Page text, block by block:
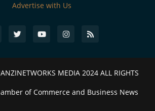
Advertise with Us
MEDIA 2024ALL RIGHTS
of Commerce and Business News